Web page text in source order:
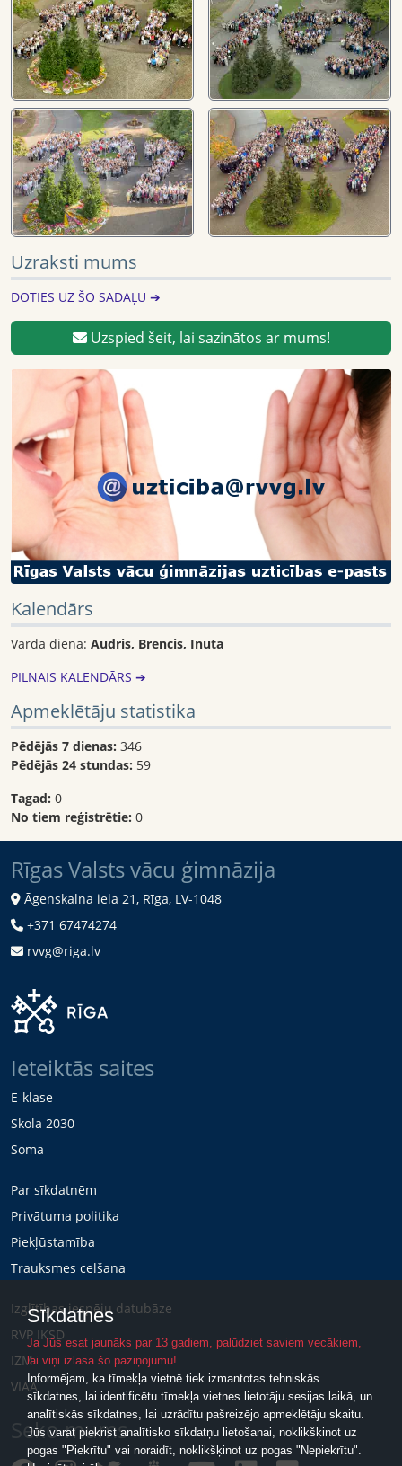
Uzraksti mums
DOTIES UZ ŠO SADAĻU ➔
Uzspied šeit, lai sazinātos ar mums!
Kalendārs
Vārda diena: Audris, Brencis, Inuta
PILNAIS KALENDĀRS ➔
Apmeklētāju statistika
Pēdējās 7 dienas: 346
Pēdējās 24 stundas: 59
Tagad: 0
No tiem reģistrētie: 0
Rīgas Valsts vācu ģimnāzija
Āgenskalna iela 21, Rīga, LV-1048
+371 67474274
rvvg@riga.lv
Ieteiktās saites
E-klase
Skola 2030
Soma
Par sīkdatnēm
Privātuma politika
Piekļūstamība
Trauksmes celšana
Izglītības iespēju datubāze
RVP IKSD
IZM
VIAA
Seko mums
Sīkdatnes
Ja Jūs esat jaunāks par 13 gadiem, palūdziet saviem vecākiem,
lai viņi izlasa šo paziņojumu!
Informējam, ka tīmekļa vietnē tiek izmantotas tehniskās
sīkdatnes, lai identificētu tīmekļa vietnes lietotāju sesijas laikā, un
analītiskās sīkdatnes, lai uzrādītu pašreizējo apmeklētāju skaitu.
Jūs varat piekrist analītisko sīkdatņu lietošanai, noklikšķinot uz
pogas "Piekrītu" vai noraidīt, noklikšķinot uz pogas "Nepiekrītu".